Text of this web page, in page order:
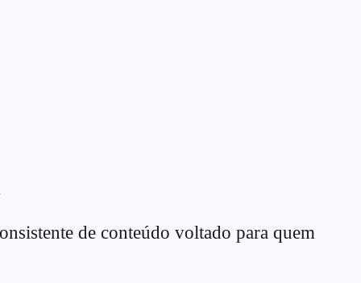
de conteúdo voltado para quem